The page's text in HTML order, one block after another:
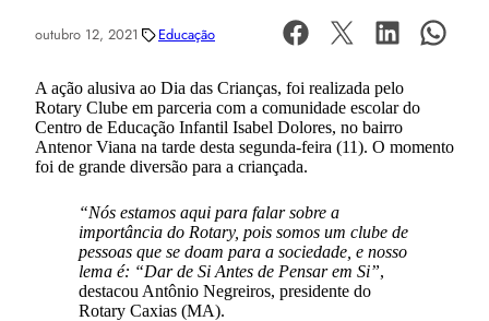
outubro 12, 2021 Educação
A ação alusiva ao Dia das Crianças, foi realizada pelo
Rotary Clube em parceria com a comunidade escolar do
Centro de Educação Infantil Isabel Dolores, no bairro
Antenor Viana na tarde desta segunda-feira (11). O momento
foi de grande diversão para a criançada.
“Nós estamos aqui para falar sobre a
importância do Rotary, pois somos um clube de
pessoas que se doam para a sociedade, e nosso
lema é: “Dar de Si Antes de Pensar em Si”,
destacou Antônio Negreiros, presidente do
Rotary Caxias (MA).